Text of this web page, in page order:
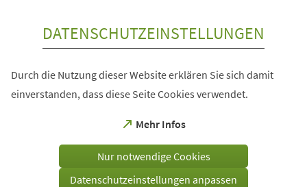
DATENSCHUTZEINSTELLUNGEN
Durch die Nutzung dieser Website erklären Sie sich damit
einverstanden, dass diese Seite Cookies verwendet.
Mehr Infos
(Öffnet
einem
Tab)
Nur notwendige Cookies
Datenschutzeinstellungen anpassen